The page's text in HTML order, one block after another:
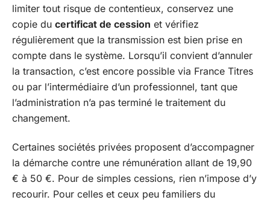
limiter tout risque de contentieux, conservez une
copie du certificat de cession et vérifiez
régulièrement que la transmission est bien prise en
compte dans le système. Lorsqu’il convient d’annuler
la transaction, c’est encore possible via France Titres
ou par l’intermédiaire d’un professionnel, tant que
l’administration n’a pas terminé le traitement du
changement.
Certaines sociétés privées proposent d’accompagner
la démarche contre une rémunération allant de 19,90
€ à 50 €. Pour de simples cessions, rien n’impose d’y
recourir. Pour celles et ceux peu familiers du